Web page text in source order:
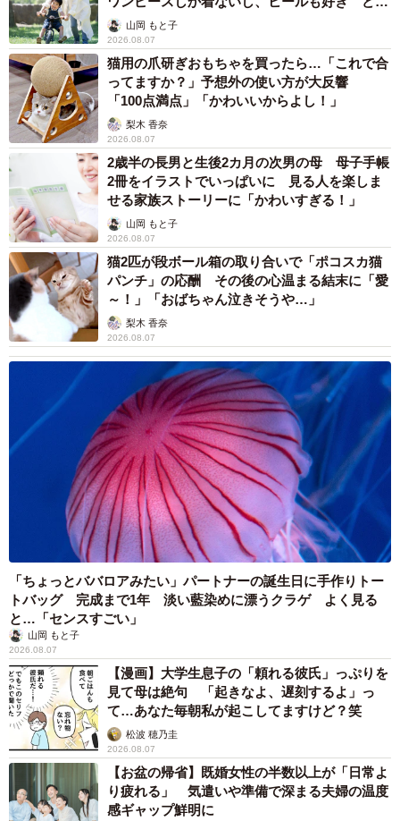
へんが…
山岡 もと子
2026.08.07
猫用の爪研ぎおもちゃを買ったら…「これで合
ってますか？」予想外の使い方が大反響
「100点満点」「かわいいからよし！」
梨木 香奈
2026.08.07
2歳半の長男と生後2カ月の次男の母 母子手帳
2冊をイラストでいっぱいに 見る人を楽しま
せる家族ストーリーに「かわいすぎる！」
山岡 もと子
2026.08.07
猫2匹が段ボール箱の取り合いで「ポコスカ猫
パンチ」の応酬 その後の心温まる結末に「愛
～！」「おばちゃん泣きそうや…」
梨木 香奈
2026.08.07
「ちょっとババロアみたい」パートナーの誕生日に手作りトー
トバッグ 完成まで1年 淡い藍染めに漂うクラゲ よく見る
と…「センスすごい」
山岡 もと子
2026.08.07
【漫画】大学生息子の「頼れる彼氏」っぷりを
見て母は絶句 「起きなよ、遅刻するよ」っ
て…あなた毎朝私が起こしてますけど？笑
松波 穂乃圭
2026.08.07
【お盆の帰省】既婚女性の半数以上が「日常よ
り疲れる」 気遣いや準備で深まる夫婦の温度
感ギャップ鮮明に